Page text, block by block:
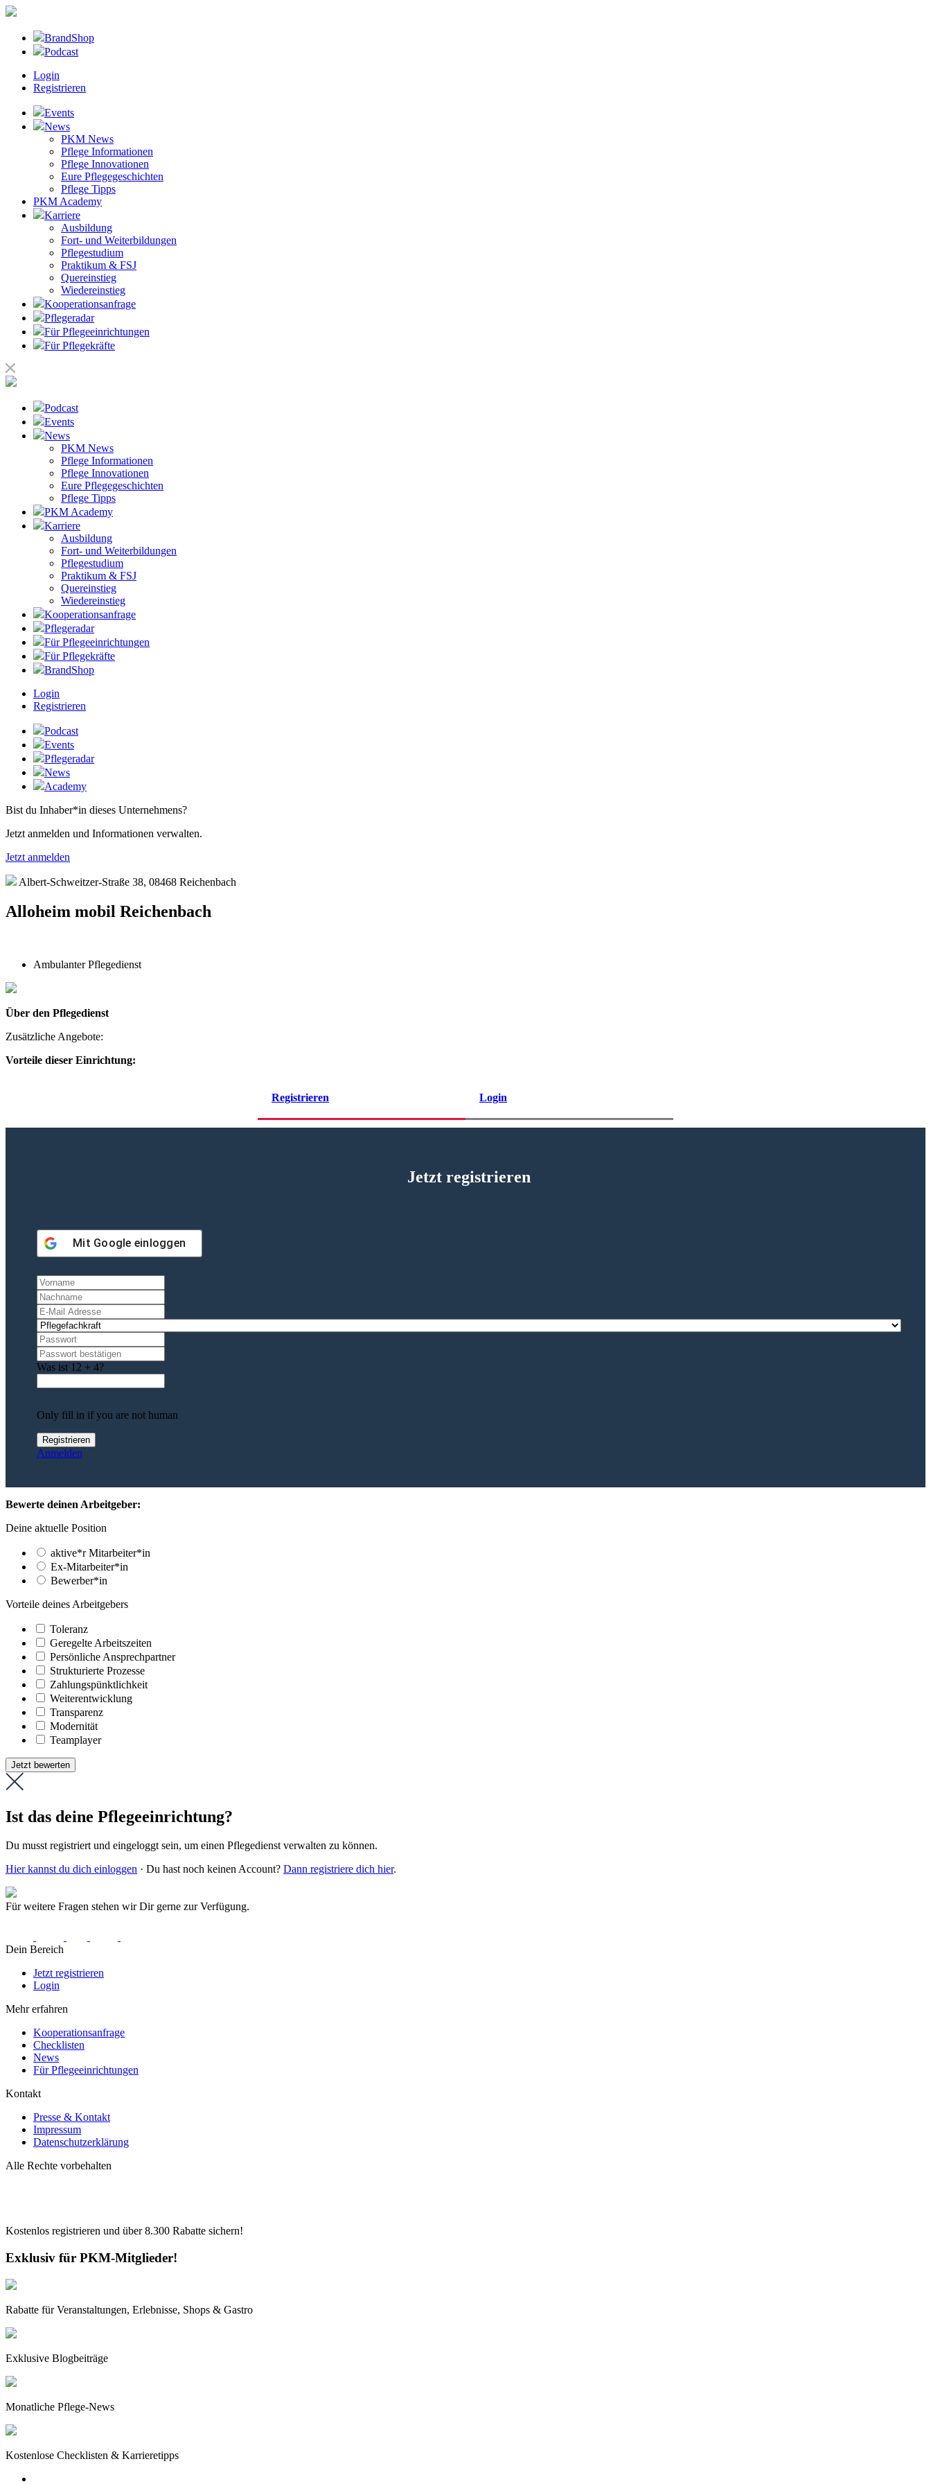
BrandShop
Podcast
Login
Registrieren
Events
News
PKM News
Pflege Informationen
Pflege Innovationen
Eure Pflegegeschichten
Pflege Tipps
PKM Academy
Karriere
Ausbildung
Fort- und Weiterbildungen
Pflegestudium
Praktikum & FSJ
Quereinstieg
Wiedereinstieg
Kooperationsanfrage
Pflegeradar
Für Pflegeeinrichtungen
Für Pflegekräfte
Podcast
Events
News
PKM News
Pflege Informationen
Pflege Innovationen
Eure Pflegegeschichten
Pflege Tipps
PKM Academy
Karriere
Ausbildung
Fort- und Weiterbildungen
Pflegestudium
Praktikum & FSJ
Quereinstieg
Wiedereinstieg
Kooperationsanfrage
Pflegeradar
Für Pflegeeinrichtungen
Für Pflegekräfte
BrandShop
Login
Registrieren
Podcast
Events
Pflegeradar
News
Academy
Bist du Inhaber*in dieses Unternehmens?
Jetzt anmelden und Informationen verwalten.
Jetzt anmelden
Albert-Schweitzer-Straße 38, 08468 Reichenbach
Alloheim mobil Reichenbach
Ambulanter Pflegedienst
Über den Pflegedienst
Zusätzliche Angebote:
Vorteile dieser Einrichtung:
Registrieren Login
Jetzt registrieren
Mit Google einloggen
Was ist 12 + 4?
Only fill in if you are not human
Anmelden
Bewerte deinen Arbeitgeber:
Deine aktuelle Position
aktive*r Mitarbeiter*in
Ex-Mitarbeiter*in
Bewerber*in
Vorteile deines Arbeitgebers
Toleranz
Geregelte Arbeitszeiten
Persönliche Ansprechpartner
Strukturierte Prozesse
Zahlungs­pünktlichkeit
Weiter­entwicklung
Transparenz
Modernität
Teamplayer
Jetzt bewerten
Ist das deine Pflegeeinrichtung?
Du musst registriert und eingeloggt sein, um einen Pflegedienst verwalten zu können.
Hier kannst du dich einloggen · Du hast noch keinen Account? Dann registriere dich hier.
Für weitere Fragen stehen wir Dir gerne zur Verfügung.
Dein Bereich
Jetzt registrieren
Login
Mehr erfahren
Kooperationsanfrage
Checklisten
News
Für Pflegeeinrichtungen
Kontakt
Presse & Kontakt
Impressum
Datenschutzerklärung
Alle Rechte vorbehalten
Kostenlos registrieren und über8.300 Rabatte sichern!
Exklusiv für PKM-Mitglieder!
Rabatte für Veranstaltungen, Erlebnisse, Shops & Gastro
Exklusive Blogbeiträge
Monatliche Pflege-News
Kostenlose Checklisten & Karrieretipps